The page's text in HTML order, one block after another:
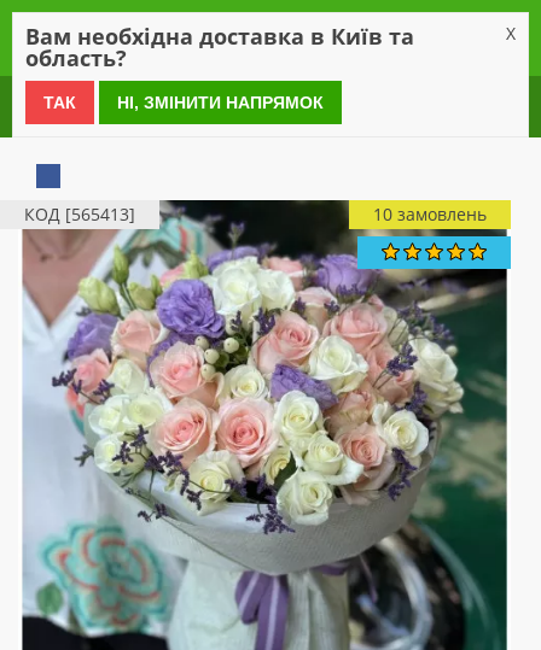
0 800 21 54 55
КОД [565413] 10 замовлень
Вам необхідна доставка в Київ та
область?
X
ТАК НІ, ЗМІНИТИ НАПРЯМОК